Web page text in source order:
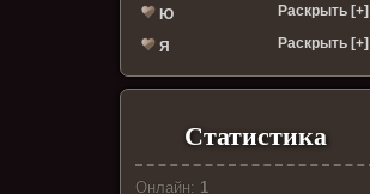
Ю Раскрыть [+]
Я Раскрыть [+]
Статистика
Онлайн: 1